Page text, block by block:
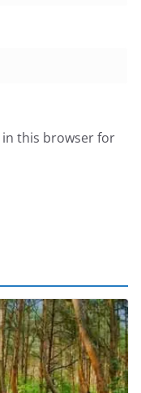
in this browser for